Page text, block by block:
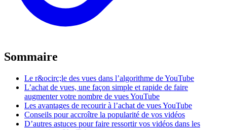
Sommaire
Le r&ocirc;le des vues dans l’algorithme de YouTube
L’achat de vues, une façon simple et rapide de faire
augmenter votre nombre de vues YouTube
Les avantages de recourir à l’achat de vues YouTube
Conseils pour accroître la popularité de vos vidéos
D’autres astuces pour faire ressortir vos vidéos dans les